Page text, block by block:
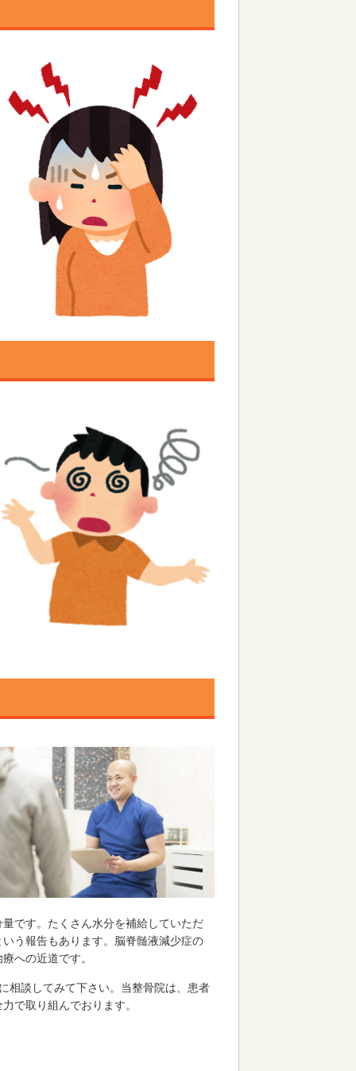
です。たくさん水分を補給していただ
う報告もあります。脳脊髄液減少症の
への近道です。
相談してみて下さい。当整骨院は、患者
で取り組んでおります。